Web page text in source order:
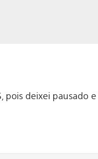
deixei pausado